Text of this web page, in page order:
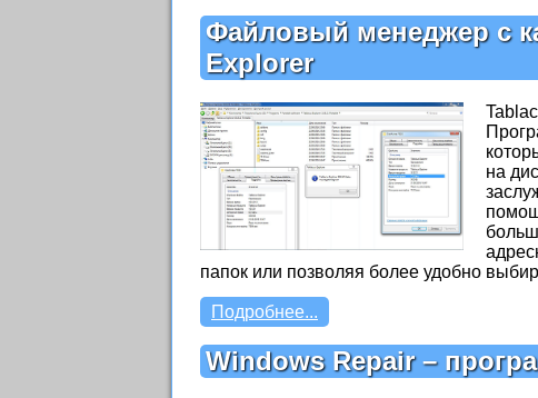
Файловый менеджер с
Explorer
на
папок или позволяя более удобно
Подробнее...
Windows Repair –